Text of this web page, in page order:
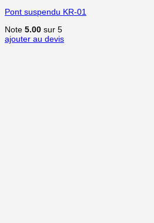
Pont suspendu KR-01
Note 5.00 sur 5
ajouter au devis